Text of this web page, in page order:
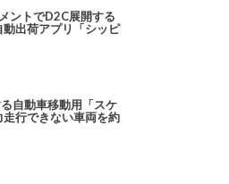
ントでD2C展開する
動出荷アプリ「シッピ
自動車移動用「スケ
行できない車両を約